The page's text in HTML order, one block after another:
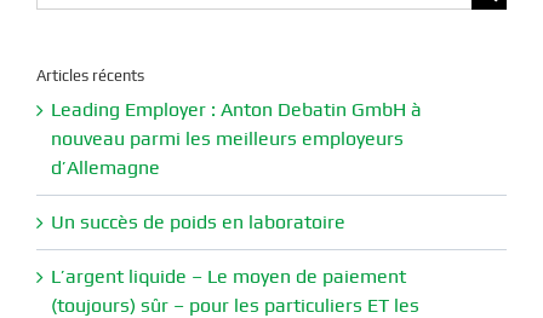
for:
Articles récents
Leading Employer : Anton Debatin GmbH à
nouveau parmi les meilleurs employeurs
d’Allemagne
Un succès de poids en laboratoire
L’argent liquide – Le moyen de paiement
(toujours) sûr – pour les particuliers ET les